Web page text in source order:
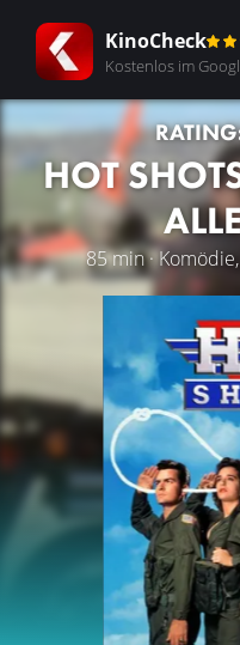
KinoCheck
Kostenlos im
HOT
85 min ·